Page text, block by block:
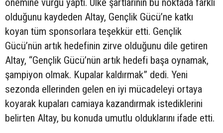
önemine vurgu yaptı. Ülke şartlarının bu noktada farklı
olduğunu kaydeden Altay, Gençlik Gücü’ne katkı
koyan tüm sponsorlara teşekkür etti. Gençlik
Gücü’nün artık hedefinin zirve olduğunu dile getiren
Altay, “Gençlik Gücü’nün artık hedefi başa oynamak,
şampiyon olmak. Kupalar kaldırmak” dedi. Yeni
sezonda ellerinden gelen en iyi mücadeleyi ortaya
koyarak kupaları camiaya kazandırmak istediklerini
belirten Altay, bu konuda umutlu olduklarını ifade etti.